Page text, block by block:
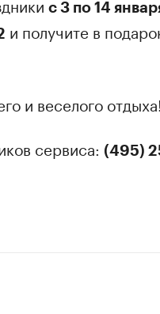
с 3 по 14
и получите в
и веселого отдыха!
сервиса: (495)